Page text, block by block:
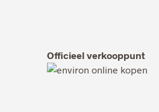
Officieel verkooppunt